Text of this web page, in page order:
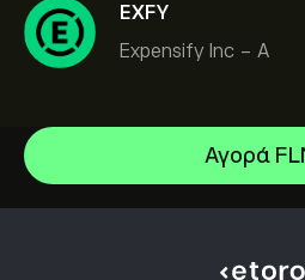
EXFY
Expensify Inc - A
Αγορά
Celestica Inc
Κέντρο βοήθειας
Πώς λειτουργεί το CopyTrading